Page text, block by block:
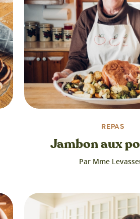
REPAS
Jambon aux
Par Mme